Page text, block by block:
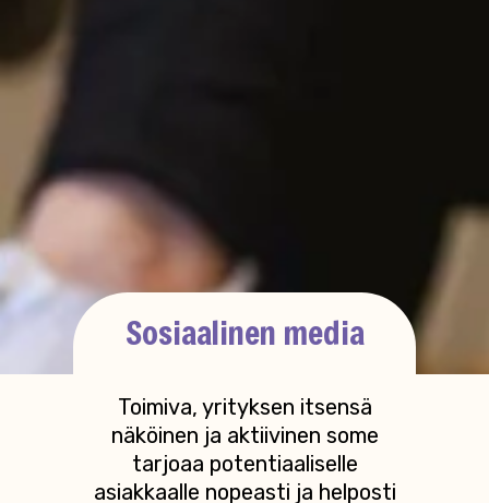
Sosiaalinen media
Toimiva, yrityksen itsensä
näköinen ja aktiivinen some
tarjoaa potentiaaliselle
asiakkaalle nopeasti ja helposti